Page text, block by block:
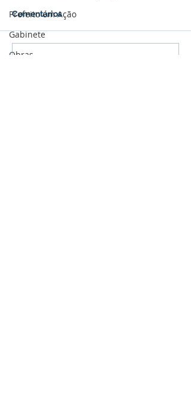
Prefeito em Ação
Gabinete
Obras
Comentários